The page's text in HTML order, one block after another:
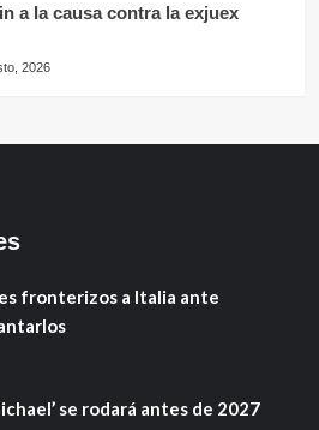
a la causa contra la exjuex
2026
fronterizos a Italia ante
se rodará antes de 2027